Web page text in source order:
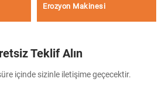
Erozyon Makinesi
Teklif Alın
içinde sizinle iletişime geçecektir.